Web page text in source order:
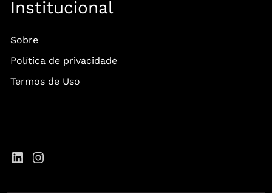
Institucional
Sobre
Política de privacidade
Termos de Uso